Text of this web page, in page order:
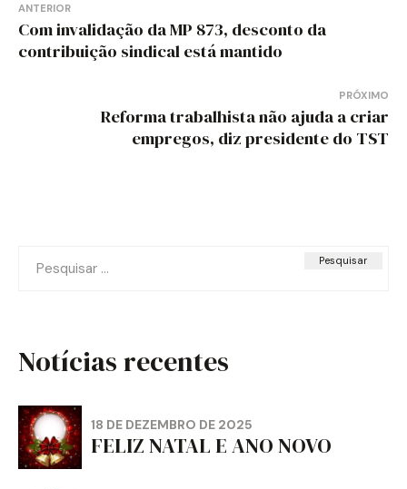
de
ANTERIOR
Com invalidação da MP 873, desconto da
contribuição sindical está mantido
PRÓXIMO
Reforma trabalhista não ajuda a criar
empregos, diz presidente do TST
por:
Notícias recentes
18 DE DEZEMBRO DE 2025
FELIZ NATAL E ANO NOVO